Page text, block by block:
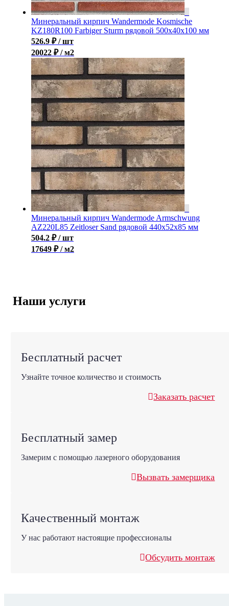
Минеральный кирпич Wandermode Kosmische
KZ180R100 Farbiger Sturm рядовой 500x40x100 мм
526.9 ₽ / шт
20022 ₽ / м2
Минеральный кирпич Wandermode Armschwung
AZ220L85 Zeitloser Sand рядовой 440x52x85 мм
504.2 ₽ / шт
17649 ₽ / м2
Наши услуги
Бесплатный расчет
Узнайте точное количество и стоимость
Заказать расчет
Бесплатный замер
Замерим с помощью лазерного оборудования
Вызвать замерщика
Качественный монтаж
У нас работают настоящие профессионалы
Обсудить монтаж